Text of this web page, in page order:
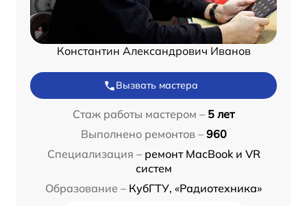
Константин Александрович Иванов
Вызвать мастера
Стаж работы мастером – 5 лет
Выполнено ремонтов – 960
Специализация – ремонт MacBook и VR
систем
Образование – КубГТУ, «Радиотехника»